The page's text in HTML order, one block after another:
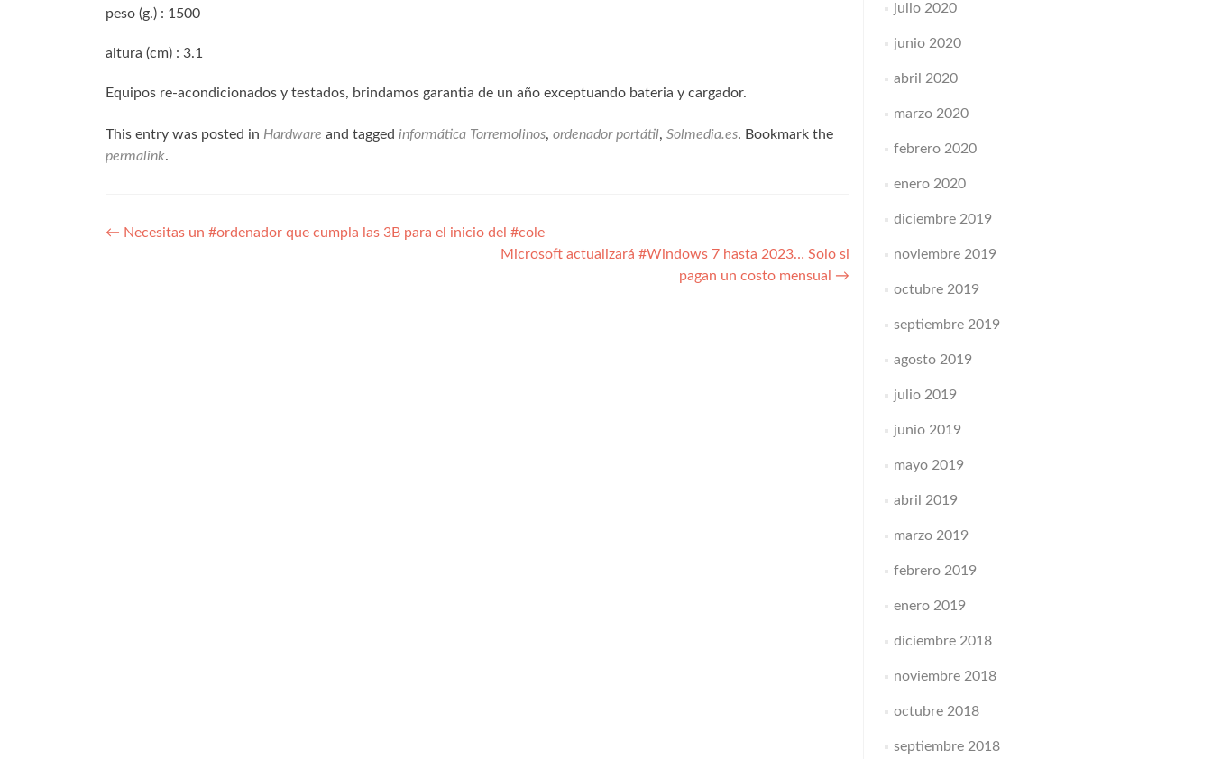
peso (g.) : 1500
altura (cm) : 3.1
Equipos re-acondicionados y testados, brindamos garantia de un año exceptuando bateria y cargador.
This entry was posted in Hardware and tagged informática Torremolinos, ordenador portátil, Solmedia.es. Bookmark the
permalink.
Navegación
← Necesitas un #ordenador que cumpla las 3B para el inicio del #cole
Microsoft actualizará #Windows 7 hasta 2023… Solo si
pagan un costo mensual →
julio 2020
junio 2020
abril 2020
marzo 2020
febrero 2020
enero 2020
diciembre 2019
noviembre 2019
octubre 2019
septiembre 2019
agosto 2019
julio 2019
junio 2019
mayo 2019
abril 2019
marzo 2019
febrero 2019
enero 2019
diciembre 2018
noviembre 2018
octubre 2018
septiembre 2018